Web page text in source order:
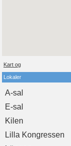
Kart og
Lokaler
A-sal
E-sal
Kilen
Lilla Kongressen